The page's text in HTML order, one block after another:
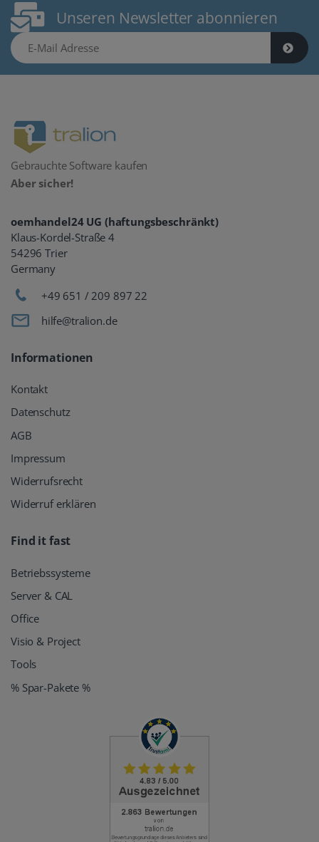
Unseren Newsletter abonnieren
E-Mail Adresse
Gebrauchte Software kaufen
Aber sicher!
oemhandel24 UG (haftungsbeschränkt)
Klaus-Kordel-Straße 4
54296 Trier
Germany
+49 651 / 209 897 22
hilfe@tralion.de
Informationen
Kontakt
Datenschutz
AGB
Impressum
Widerrufsrecht
Widerruf erklären
Find it fast
Betriebssysteme
Server & CAL
Office
Visio & Project
Tools
% Spar-Pakete %